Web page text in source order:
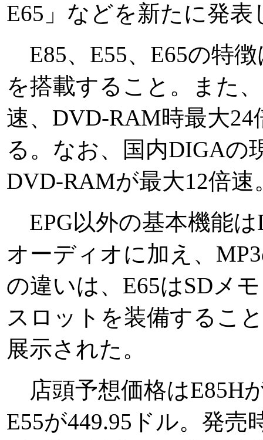
E65」などを新たに発表
E85、E55、E65の特徴
を搭載すること。また
速、DVD-RAM時最大
る。なお、国内DIGAの
DVD-RAMが最大12倍速
EPG以外の基本機能は
オーディオに加え、
の違いは、E65はSDメ
スロットを装備するこ
展示された。
店頭予想価格はE85H
E55が449.95ドル。発売